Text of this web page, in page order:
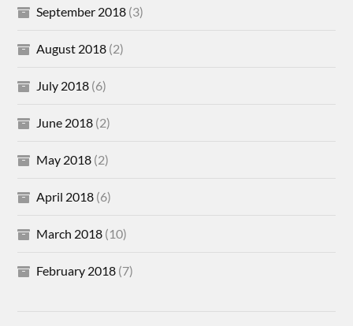
September 2018 (3)
August 2018 (2)
July 2018 (6)
June 2018 (2)
May 2018 (2)
April 2018 (6)
March 2018 (10)
February 2018 (7)